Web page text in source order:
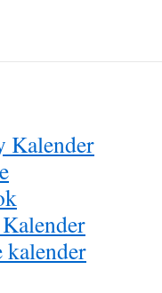
Kalender
kalender